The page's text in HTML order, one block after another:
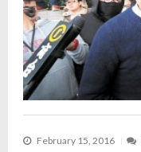
February 15, 2016